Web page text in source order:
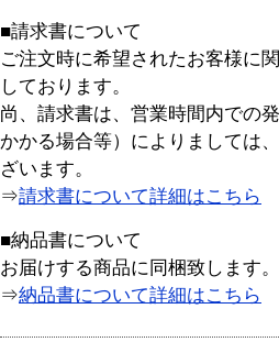
■請求書について
ご注文時に希望されたお客様に
しております。
尚、請求書は、営業時間内での
かかる場合等）によりましては
ざいます。
⇒請求書について詳細はこちら
■納品書について
お届けする商品に同梱致します。
⇒納品書について詳細はこちら